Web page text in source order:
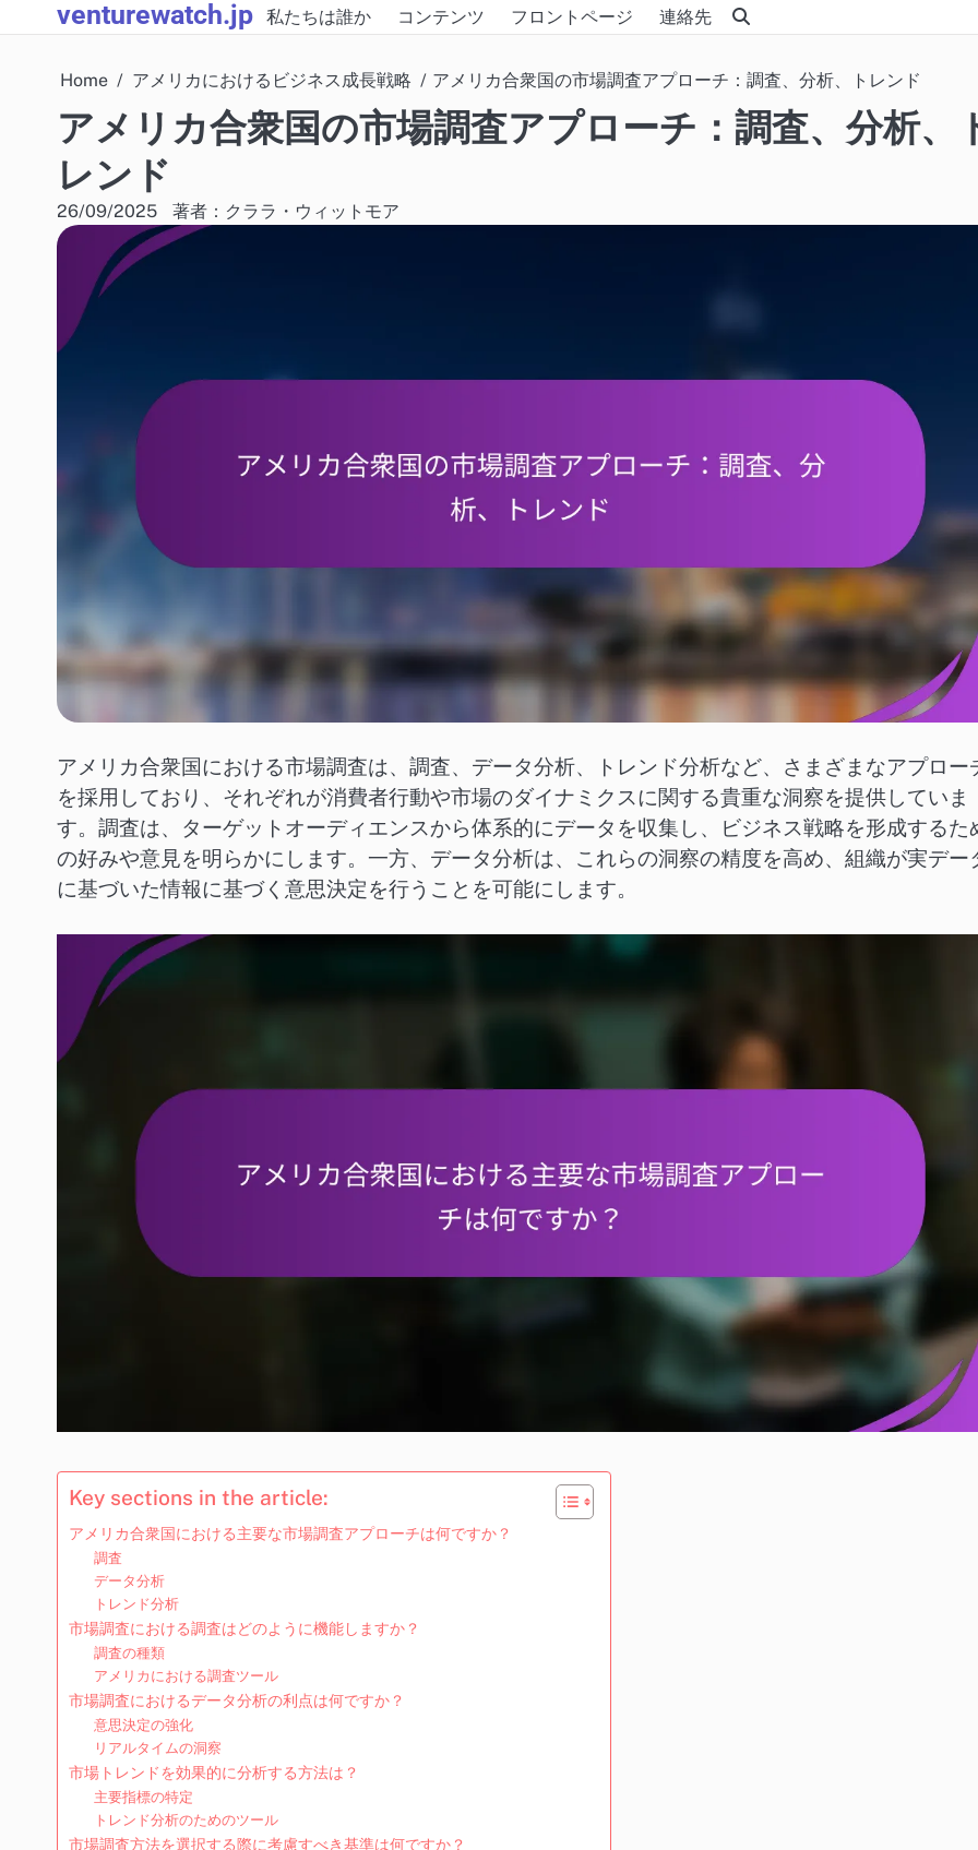
to
venturewatch.jp 私たちは誰か コンテンツ フロントページ 連絡先
Home アメリカにおけるビジネス成長戦略 アメリカ合衆国の市場調査アプローチ：調査、分析、トレンド
アメリカ合衆国の市場調査アプローチ：調査、分析、
レンド
26/09/2025 著者：クララ・ウィットモア
アメリカ合衆国における市場調査は、調査、データ分析、トレンド分析など、さまざまなアプロー
を採用しており、それぞれが消費者行動や市場のダイナミクスに関する貴重な洞察を提供していま
す。調査は、ターゲットオーディエンスから体系的にデータを収集し、ビジネス戦略を形成するた
の好みや意見を明らかにします。一方、データ分析は、これらの洞察の精度を高め、組織が実デー
に基づいた情報に基づく意思決定を行うことを可能にします。
Key sections in the article:
アメリカ合衆国における主要な市場調査アプローチは何ですか？
調査
データ分析
トレンド分析
市場調査における調査はどのように機能しますか？
調査の種類
アメリカにおける調査ツール
市場調査におけるデータ分析の利点は何ですか？
意思決定の強化
リアルタイムの洞察
市場トレンドを効果的に分析する方法は？
主要指標の特定
トレンド分析のためのツール
市場調査方法を選択する際に考慮すべき基準は何ですか？